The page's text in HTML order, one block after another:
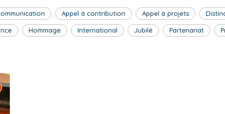
Appel à contribution Appel à projets
Hommage International Jubilé Partenariat